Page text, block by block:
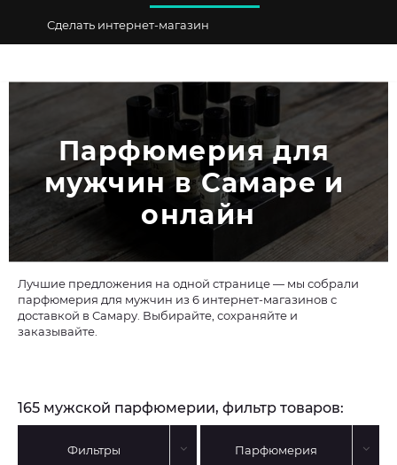
Сделать интернет-магазин
Парфюмерия для
мужчин в Самаре и
онлайн
Лучшие предложения на одной странице — мы собрали
парфюмерия для мужчин из 6 интернет-магазинов с
доставкой в Самару. Выбирайте, сохраняйте и
заказывайте.
165 мужской парфюмерии, фильтр товаров:
Фильтры Парфюмерия